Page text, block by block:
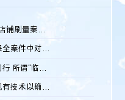
淘宝“B站推荐”店铺刷量案维持原判，两被告连带赔偿150万元
专利诉前行为保全案件中对仿制药申请人曾作出三类声明的考量及违...
直播带货诋毁同行 所谓“临场发挥”不免责
借助软件复现现有技术以确认相关参数特征是否被公开